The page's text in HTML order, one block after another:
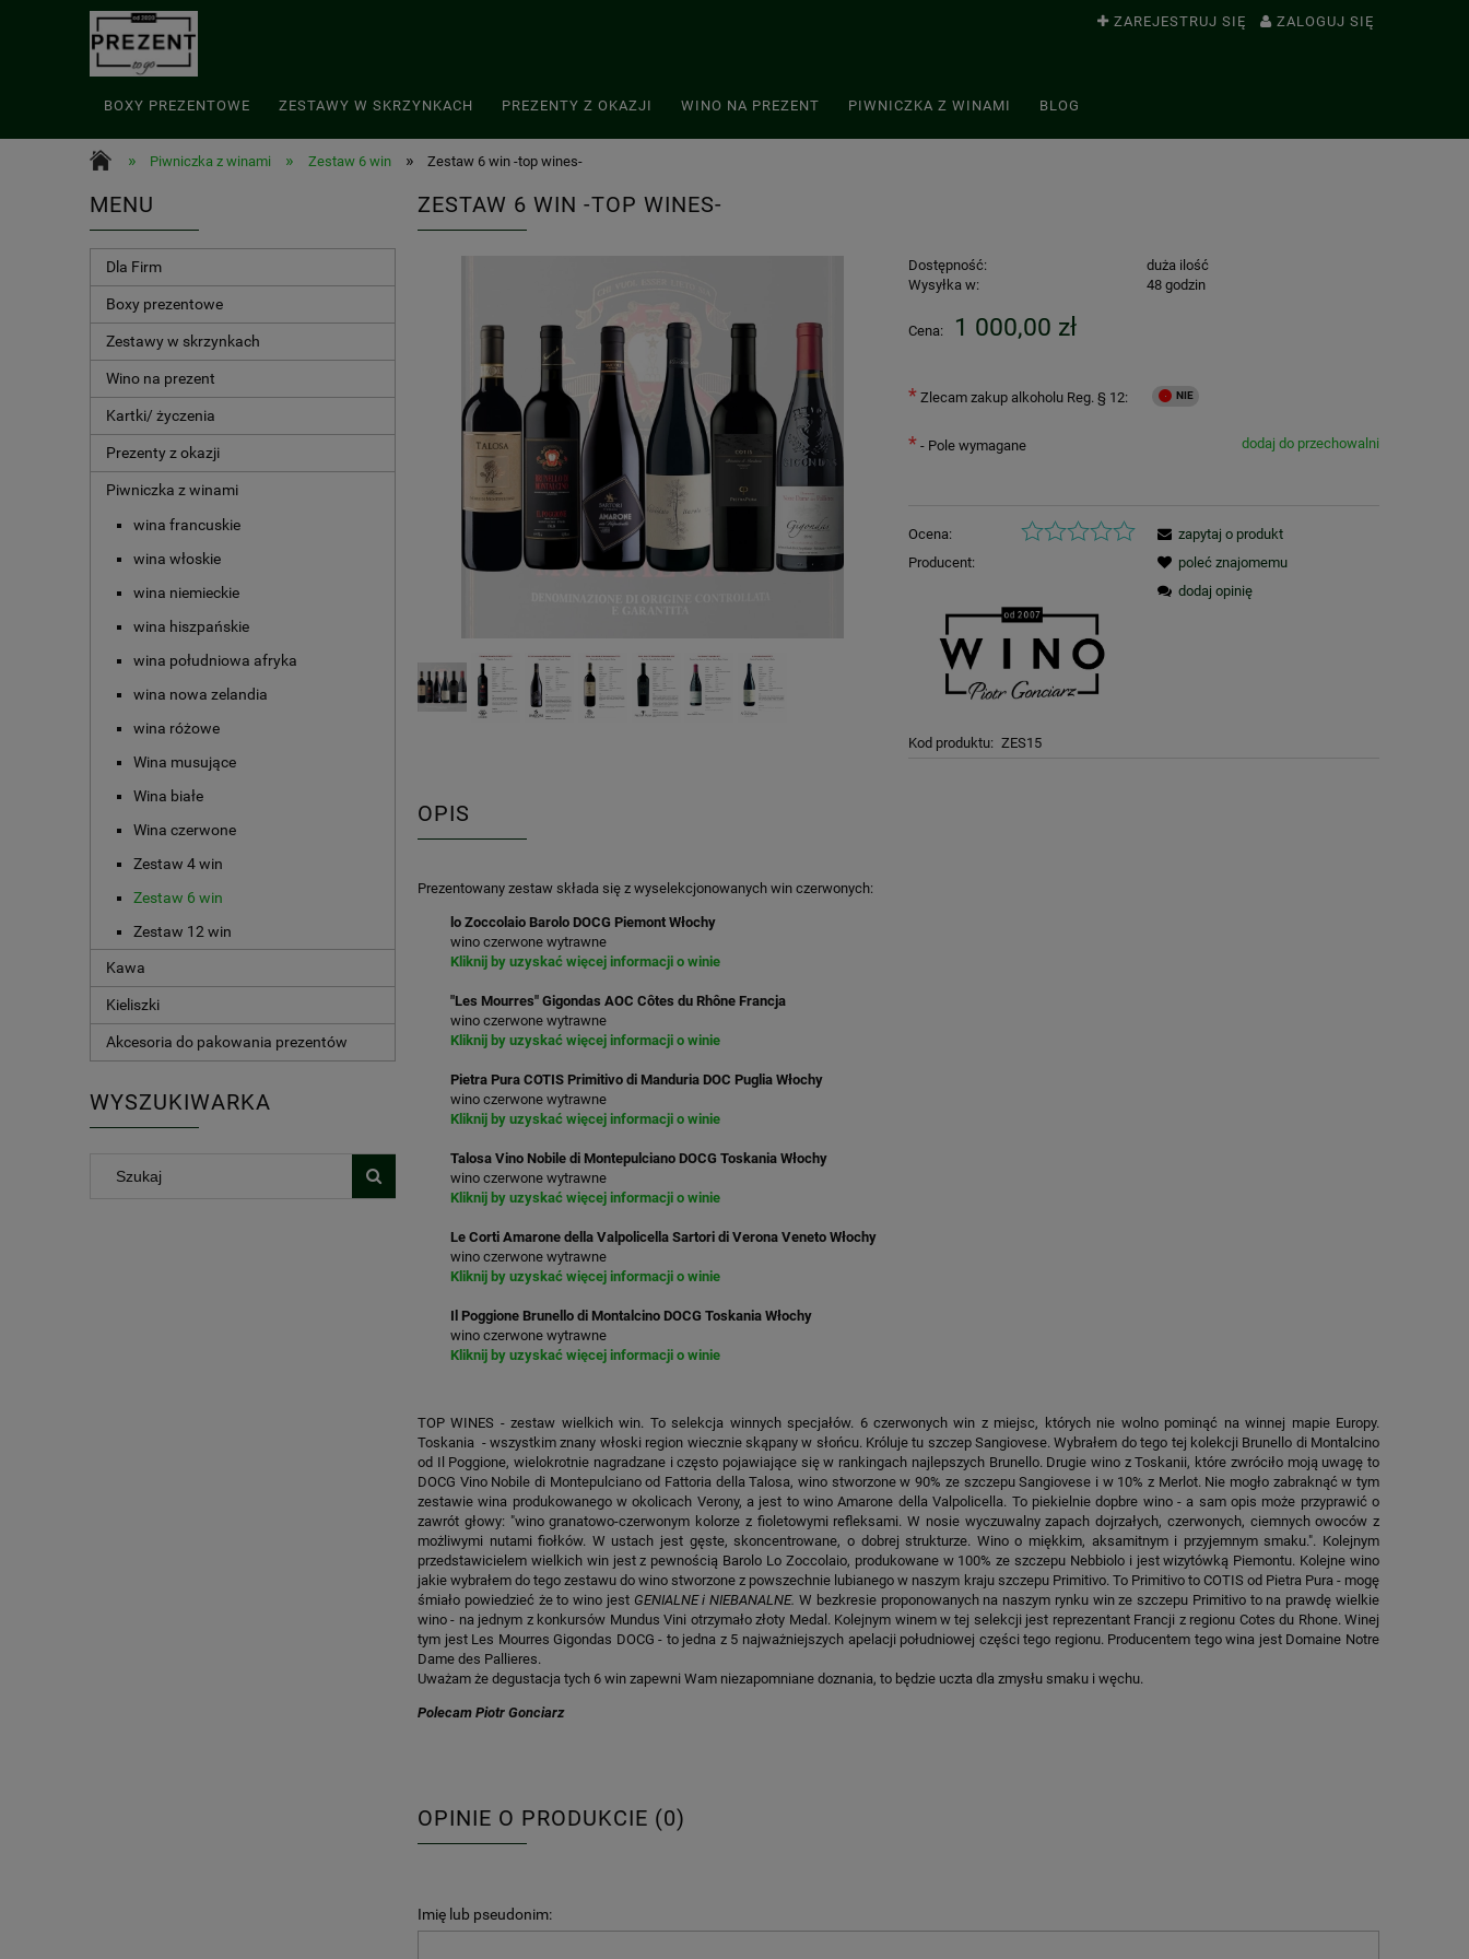
ZAREJESTRUJ SIĘ ZALOGUJ SIĘ
BOXY PREZENTOWE ZESTAWY W SKRZYNKACH PREZENTY Z OKAZJI WINO NA PREZENT PIWNICZKA Z WINAMI BLOG
» Piwniczka z winami » Zestaw 6 win » Zestaw 6 win -top wines-
MENU
Dla Firm
Boxy prezentowe
Zestawy w skrzynkach
Wino na prezent
Kartki/ życzenia
Prezenty z okazji
Piwniczka z winami
wina francuskie
wina włoskie
wina niemieckie
wina hiszpańskie
wina południowa afryka
wina nowa zelandia
wina różowe
Wina musujące
Wina białe
Wina czerwone
Zestaw 4 win
Zestaw 6 win
Zestaw 12 win
Kawa
Kieliszki
Akcesoria do pakowania prezentów
WYSZUKIWARKA
ZESTAW 6 WIN -TOP WINES-
Dostępność:
duża ilość
Wysyłka w:
48 godzin
Cena: 1 000,00 zł
* Zlecam zakup alkoholu Reg. § 12:
dodaj do przechowalni
* - Pole wymagane
Ocena:
Producent:
Kod produktu: ZES15
zapytaj o produkt
poleć znajomemu
dodaj opinię
OPIS
Prezentowany zestaw składa się z wyselekcjonowanych win czerwonych:
lo Zoccolaio Barolo DOCG Piemont Włochy
wino czerwone wytrawne
Kliknij by uzyskać więcej informacji o winie
"Les Mourres" Gigondas AOC Côtes du Rhône Francja
wino czerwone wytrawne
Kliknij by uzyskać więcej informacji o winie
Pietra Pura COTIS Primitivo di Manduria DOC Puglia Włochy
wino czerwone wytrawne
Kliknij by uzyskać więcej informacji o winie
Talosa Vino Nobile di Montepulciano DOCG Toskania Włochy
wino czerwone wytrawne
Kliknij by uzyskać więcej informacji o winie
Le Corti Amarone della Valpolicella Sartori di Verona Veneto Włochy
wino czerwone wytrawne
Kliknij by uzyskać więcej informacji o winie
Il Poggione Brunello di Montalcino DOCG Toskania Włochy
wino czerwone wytrawne
Kliknij by uzyskać więcej informacji o winie
TOP WINES - zestaw wielkich win. To selekcja winnych specjałów. 6 czerwonych win z miejsc, których nie wolno pominąć na winnej mapie Europy.
Toskania - wszystkim znany włoski region wiecznie skąpany w słońcu. Króluje tu szczep Sangiovese. Wybrałem do tego tej kolekcji Brunello di Montalcino
od Il Poggione, wielokrotnie nagradzane i często pojawiające się w rankingach najlepszych Brunello. Drugie wino z Toskanii, które zwróciło moją uwagę to
DOCG Vino Nobile di Montepulciano od Fattoria della Talosa, wino stworzone w 90% ze szczepu Sangiovese i w 10% z Merlot. Nie mogło zabraknąć w tym
zestawie wina produkowanego w okolicach Verony, a jest to wino Amarone della Valpolicella. To piekielnie dopbre wino - a sam opis może przyprawić o
zawrót głowy: "wino granatowo-czerwonym kolorze z fioletowymi refleksami. W nosie wyczuwalny zapach dojrzałych, czerwonych, ciemnych owoców z
możliwymi nutami fiołków. W ustach jest gęste, skoncentrowane, o dobrej strukturze. Wino o miękkim, aksamitnym i przyjemnym smaku.". Kolejnym
przedstawicielem wielkich win jest z pewnością Barolo Lo Zoccolaio, produkowane w 100% ze szczepu Nebbiolo i jest wizytówką Piemontu. Kolejne wino
jakie wybrałem do tego zestawu do wino stworzone z powszechnie lubianego w naszym kraju szczepu Primitivo. To Primitivo to COTIS od Pietra Pura - mogę
śmiało powiedzieć że to wino jest GENIALNE i NIEBANALNE. W bezkresie proponowanych na naszym rynku win ze szczepu Primitivo to na prawdę wielkie
wino - na jednym z konkursów Mundus Vini otrzymało złoty Medal. Kolejnym winem w tej selekcji jest reprezentant Francji z regionu Cotes du Rhone. Winej
tym jest Les Mourres Gigondas DOCG - to jedna z 5 najważniejszych apelacji południowej części tego regionu. Producentem tego wina jest Domaine Notre
Dame des Pallieres.
Uważam że degustacja tych 6 win zapewni Wam niezapomniane doznania, to będzie uczta dla zmysłu smaku i węchu.
Polecam Piotr Gonciarz
OPINIE O PRODUKCIE (0)
Imię lub pseudonim: